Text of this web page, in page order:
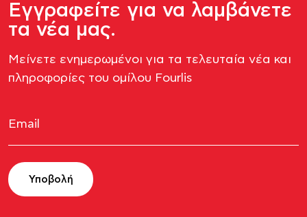
Εγγραφείτε για να λαμβάνετε
τα νέα μας.
Μείνετε ενημερωμένοι για τα τελευταία νέα και
πληροφορίες του ομίλου Fourlis​
Υποβολή